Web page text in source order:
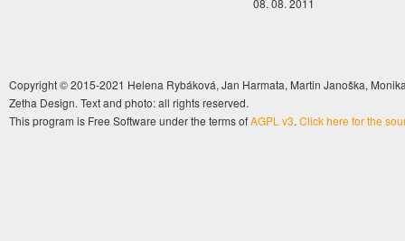
08. 08. 2011
Copyright © 2015-2021 Helena Rybáková, Jan Harmata, Martin Janoška,
Zetha Design. Text and photo: all rights reserved.
This program is Free Software under the terms ofAGPL v3. Click here for the